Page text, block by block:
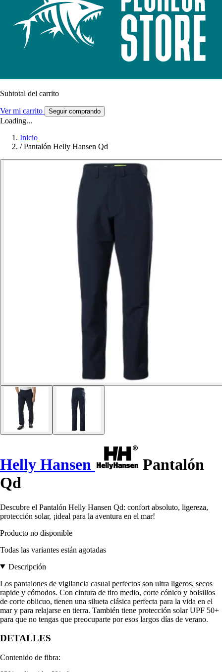
Subtotal del carrito
Ver mi carrito Seguir comprando
Loading...
Inicio
/ Pantalón Helly Hansen Qd
Helly Hansen
Pantalón
Qd
Descubre el Pantalón Helly Hansen Qd: confort absoluto, ligereza,
protección solar, ¡ideal para la aventura en el mar!
Producto no disponible
Todas las variantes están agotadas
Descripción
Los pantalones de vigilancia casual perfectos son ultra ligeros, secos
rapide y cómodos. Con cintura de tiro medio, corte cónico y bolsillos
de corte oblicuo, tienen una silueta clásica perfecta para la vida en el
mar y para relajarse en tierra. También tiene protección solar UPF 50+
para que no tengas que preocuparte por esos largos días de verano.
DETALLES
Contenido de fibra: